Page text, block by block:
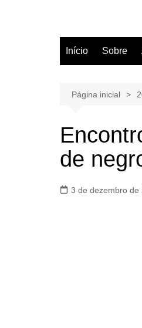
Início Sobre
Página inicial
de
3 de dezembro de